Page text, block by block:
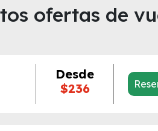
ofertas de
Desde
$236